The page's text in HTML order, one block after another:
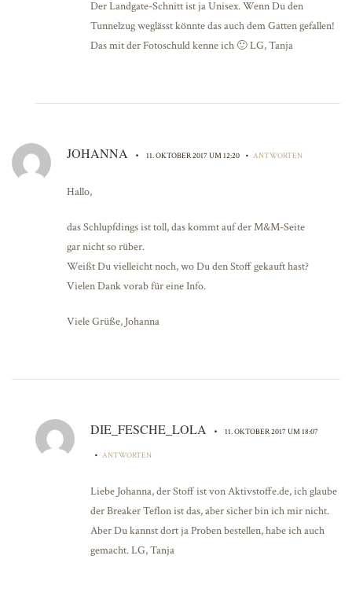
Der Landgate-Schnitt ist ja Unisex. Wenn Du den
Tunnelzug weglässt könnte das auch dem Gatten gefallen!
Das mit der Fotoschuld kenne ich 🙂 LG, Tanja
JOHANNA • 11. OKTOBER 2017 UM 12:20 • ANTWORTEN
Hallo,
das Schlupfdings ist toll, das kommt auf der M&M-Seite
gar nicht so rüber.
Weißt Du vielleicht noch, wo Du den Stoff gekauft hast?
Vielen Dank vorab für eine Info.
Viele Grüße, Johanna
DIE_FESCHE_LOLA • 11. OKTOBER 2017 UM 18:07
• ANTWORTEN
Liebe Johanna, der Stoff ist von Aktivstoffe.de, ich glaube
der Breaker Teflon ist das, aber sicher bin ich mir nicht.
Aber Du kannst dort ja Proben bestellen, habe ich auch
gemacht. LG, Tanja